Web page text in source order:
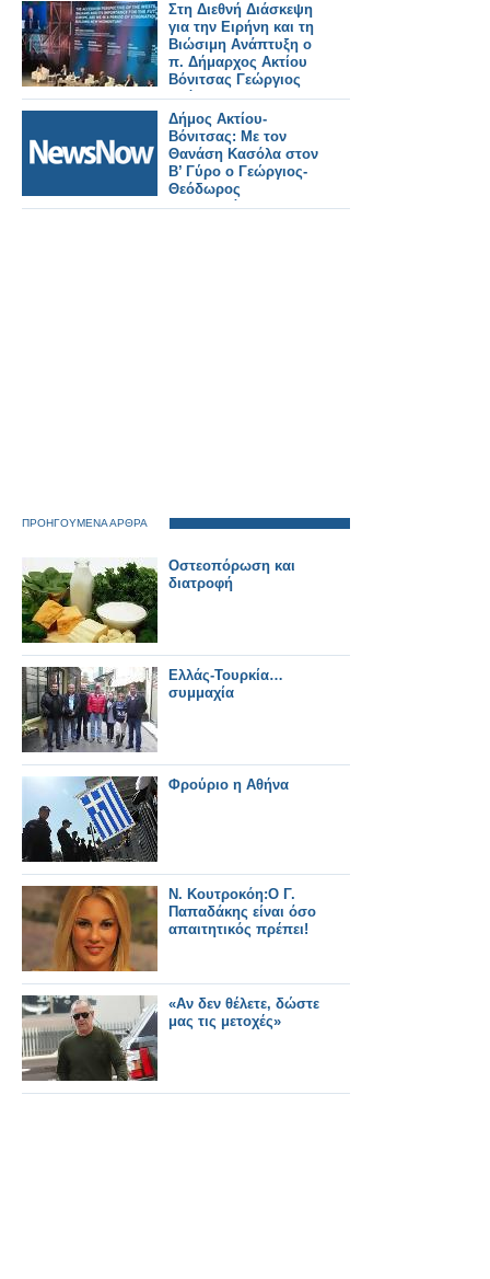
Στη Διεθνή Διάσκεψη
για την Ειρήνη και τη
Βιώσιμη Ανάπτυξη ο
π. Δήμαρχος Ακτίου
Βόνιτσας Γεώργιος
Θεόδωρος
Αποστολάκης.
Δήμος Ακτίου-
Βόνιτσας: Με τον
Θανάση Κασόλα στον
Β’ Γύρο ο Γεώργιος-
Θεόδωρος
Αποστολάκης
ΠΡΟΗΓΟΥΜΕΝΑ ΑΡΘΡΑ
Οστεοπόρωση και
διατροφή
Ελλάς-Τουρκία…
συμμαχία
Φρούριο η Αθήνα
Ν. Κουτροκόη:Ο Γ.
Παπαδάκης είναι όσο
απαιτητικός πρέπει!
«Aν δεν θέλετε, δώστε
μας τις μετοχές»